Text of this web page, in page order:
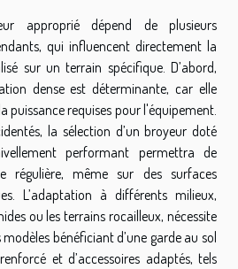
approprié dépend de plusieurs
qui influencent directement la
sur un terrain spécifique. D’abord,
dense est déterminante, car elle
puissance requises pour l'équipement.
la sélection d’un broyeur doté
performant permettra de
régulière, même sur des surfaces
L’adaptation à différents milieux,
ou les terrains rocailleux, nécessite
bénéficiant d’une garde au sol
et d’accessoires adaptés, tels